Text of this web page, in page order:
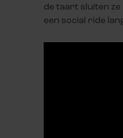
de taart sluiten
een social ride